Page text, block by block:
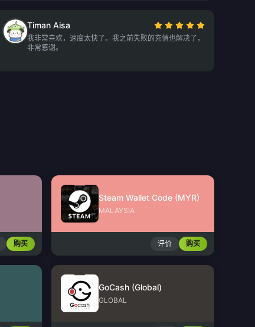
Timan Aisa
我非常喜欢，速度太快了。我之前失败的充值也解决了，
非常感谢。
购买
Steam Wallet Code (MYR)
MALAYSIA
评价 购买
GoCash (Global)
GLOBAL